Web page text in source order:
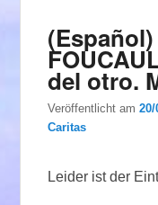
del otro.
Veröffentlicht am20/
Caritas
Leider ist der